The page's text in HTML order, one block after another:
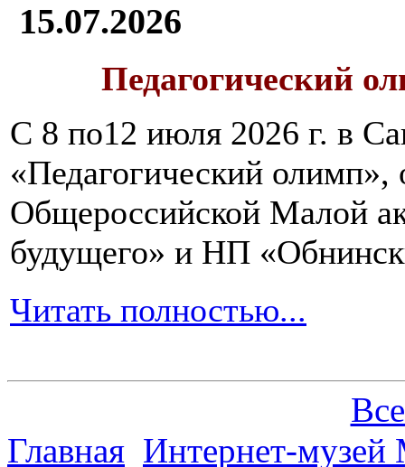
15.07.2026
Педагогический
С 8 по12 июля 2026 г. в
«Педагогический олимп»,
Общероссийской Малой
будущего» и НП
Читать полностью...
Главная Интернет-